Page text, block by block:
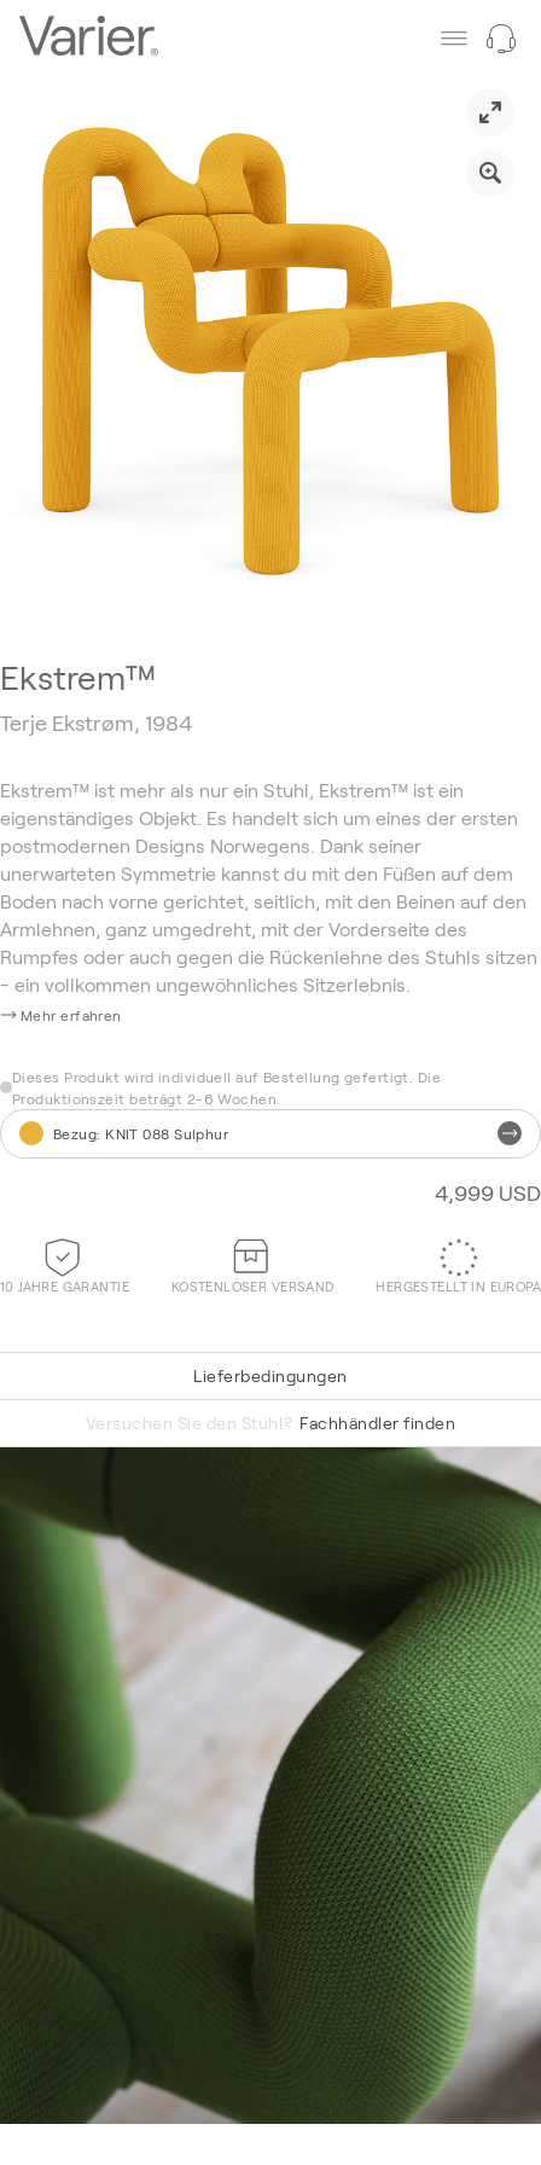
Ekstrem™
Terje Ekstrøm, 1984
Ekstrem™ ist mehr als nur ein Stuhl, Ekstrem™ ist ein
eigenständiges Objekt. Es handelt sich um eines der ersten
postmodernen Designs Norwegens. Dank seiner
unerwarteten Symmetrie kannst du mit den Füßen auf dem
Boden nach vorne gerichtet, seitlich, mit den Beinen auf den
Armlehnen, ganz umgedreht, mit der Vorderseite des
Rumpfes oder auch gegen die Rückenlehne des Stuhls sitzen
- ein vollkommen ungewöhnliches Sitzerlebnis.
Mehr erfahren
Dieses Produkt wird individuell auf Bestellung gefertigt. Die
Produktionszeit beträgt 2-6 Wochen.
Bezug: KNIT 088 Sulphur
4,999 USD
10 JAHRE GARANTIE KOSTENLOSER VERSAND HERGESTELLT IN EUROPA
Lieferbedingungen
Versuchen Sie den Stuhl? Fachhändler finden
Knit 038 Olive